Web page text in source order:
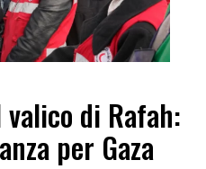
di Rafah:
per Gaza